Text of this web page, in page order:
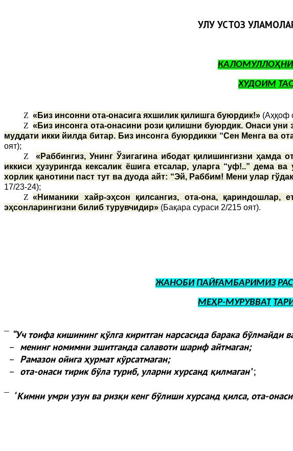
УЛУҒ УСТОЗ
ХУДОИМ
Z «Биз инсонни ота-онасига яхшилик қилишга буюрдик!»(Аҳқоф
Z «Биз инсонга ота-онасини рози қилишни буюрдик. Онаси
муддати икки йилда битар. Биз инсонга буюрдикки “Сен Менга ва
оят);
Z
«Раббингиз, Унинг Ўзигагина ибодат қилишингизни
иккиси ҳузурингда кексалик ёшига етсалар, уларга “уф!..” дема ва
хорлик қанотини паст тут ва дуода айт: “Эй, Раббим! Мени улар
17/23-24);
Z «Ниманики хайр-эҳсон қилсангиз, ота-она,
эҳсонларингизни билиб турувчидир» (Бақара сураси 2/215 оят).
ЖАНОБИ ПАЙҒАМБАРИМИЗ
МЕҲР-МУРУВВАТ
¯ “Уч тоифа кишининг қўлга киритган нарсасида барака бўлмайди
– менинг номимни эшитганда салавоти шариф айтмаган;
– Рамазон ойига ҳурмат кўрсатмаган;
– ота-онаси тирик бўла туриб, уларни хурсанд қилмаган”;
¯ “Кимни умри узун ва ризқи кенг бўлиши хурсанд қилса, ота-